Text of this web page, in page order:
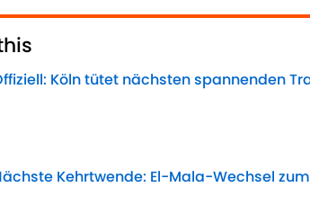
Köln tütet nächsten spannenden
Kehrtwende: El-Mala-Wechsel
by on Invalid Date